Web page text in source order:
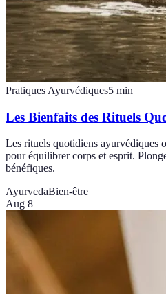
Pratiques Ayurvédiques5 min
Les Bienfaits des Rituels
Les rituels quotidiens ayurvédiques
pour équilibrer corps et esprit.
bénéfiques.
AyurvedaBien-être
Aug 8